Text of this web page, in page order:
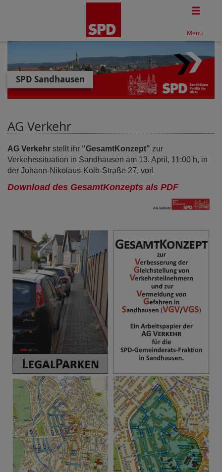
Menü
SPD Sandhausen
AG Verkehr
AG Verkehr stellt ihr "GesamtKonzept" zur
Verkehrssituation in Sandhausen am 13. April, 11:00 h, in
der Johann-Nikolaus-Kolb-Straße 27, vor!
Download des GesamtKonzepts als PDF